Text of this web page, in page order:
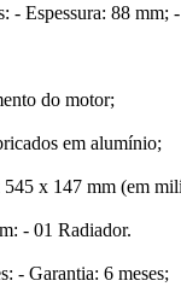
- Espessura: 88 mm;
do motor;
em alumínio;
x 147 mm (em
- 01 Radiador.
- Garantia: 6 meses;